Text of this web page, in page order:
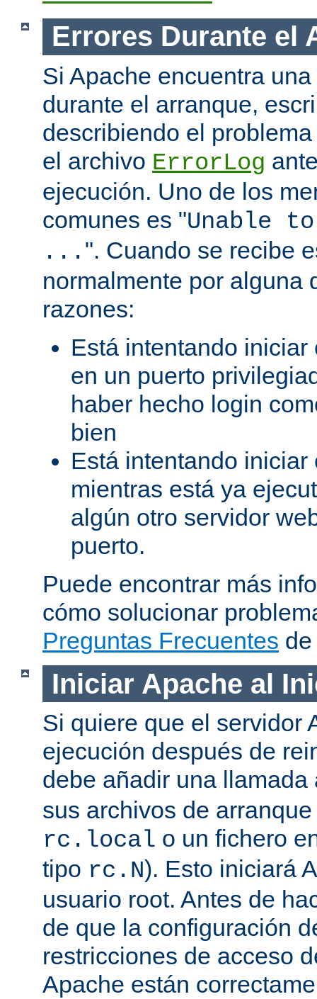
Errores Durante el
Si Apache encuentra
durante el arranque,
describiendo el
el archivo ErrorLog
ejecución. Uno de los
comunes es "Unable
... ". Cuando se recibe
normalmente por alguna
razones:
Está intentando
en un puerto
haber hecho login
bien
Está intentando
mientras está ya
algún otro servidor
puerto.
Puede encontrar más
cómo solucionar
Preguntas Frecuentes
Iniciar Apache al
Si quiere que el servidor
ejecución después de
debe añadir una
sus archivos de
rc.local o un fichero
tipo rc.N). Esto iniciará
usuario root. Antes de
de que la configuración
restricciones de acceso
Apache están